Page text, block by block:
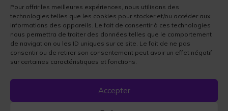
Pour offrir les meilleures expériences, nous utilisons des
technologies telles que les cookies pour stocker et/ou accéder aux
informations des appareils. Le fait de consentir à ces technologies
nous permettra de traiter des données telles que le comportement
de navigation ou les ID uniques sur ce site. Le fait de ne pas
consentir ou de retirer son consentement peut avoir un effet négatif
sur certaines caractéristiques et fonctions.
Accepter
Sport et culture
Faits divers